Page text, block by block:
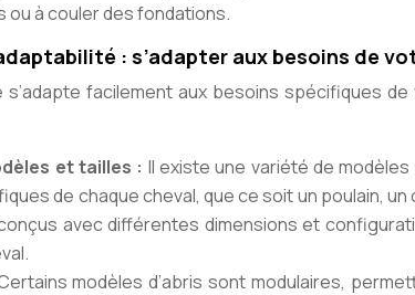
à couler des fondations.
: s’adapter aux besoins de
s’adapte facilement aux besoins spécifiques
et tailles : Il existe une variété de
de chaque cheval, que ce soit un poulain,
avec différentes dimensions et
modèles d’abris sont modulaires,